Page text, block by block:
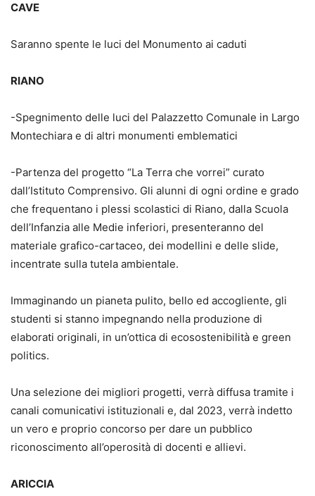
CAVE
Saranno spente le luci del Monumento ai caduti
RIANO
-Spegnimento delle luci del Palazzetto Comunale in Largo
Montechiara e di altri monumenti emblematici
-Partenza del progetto “La Terra che vorrei” curato
dall’Istituto Comprensivo. Gli alunni di ogni ordine e grado
che frequentano i plessi scolastici di Riano, dalla Scuola
dell’Infanzia alle Medie inferiori, presenteranno del
materiale grafico-cartaceo, dei modellini e delle slide,
incentrate sulla tutela ambientale.
Immaginando un pianeta pulito, bello ed accogliente, gli
studenti si stanno impegnando nella produzione di
elaborati originali, in un’ottica di ecosostenibilità e green
politics.
Una selezione dei migliori progetti, verrà diffusa tramite i
canali comunicativi istituzionali e, dal 2023, verrà indetto
un vero e proprio concorso per dare un pubblico
riconoscimento all’operosità di docenti e allievi.
ARICCIA